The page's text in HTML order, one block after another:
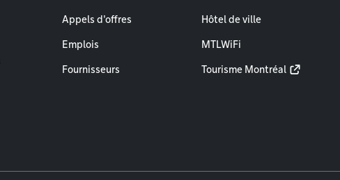
Appels d'offres
Emplois
Fournisseurs
Hôtel de ville
MTLWiFi
Tourisme Montréal